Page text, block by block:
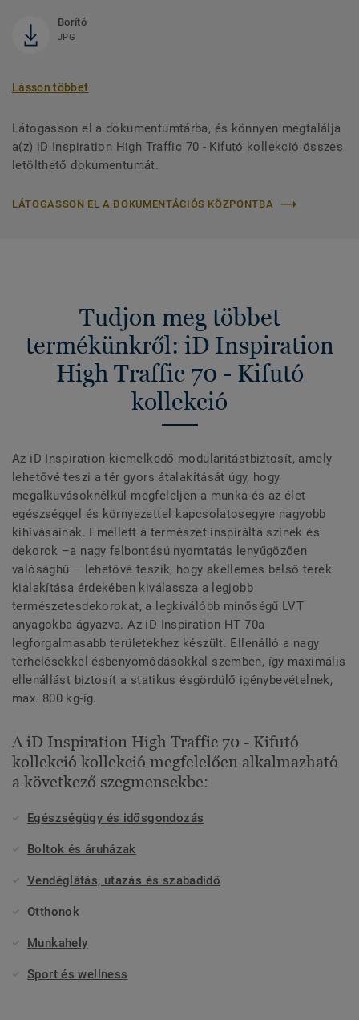
Borító
JPG
Lásson többet
Látogasson el a dokumentumtárba, és könnyen megtalálja
a(z) iD Inspiration High Traffic 70 - Kifutó kollekció összes
letölthető dokumentumát.
LÁTOGASSON EL A DOKUMENTÁCIÓS KÖZPONTBA
Tudjon meg többet
termékünkről: iD Inspiration
High Traffic 70 - Kifutó
kollekció
Az iD Inspiration kiemelkedő modularitástbiztosít, amely
lehetővé teszi a tér gyors átalakítását úgy, hogy
megalkuvásoknélkül megfeleljen a munka és az élet
egészséggel és környezettel kapcsolatosegyre nagyobb
kihívásainak. Emellett a természet inspirálta színek és
dekorok –a nagy felbontású nyomtatás lenyűgözően
valósághű – lehetővé teszik, hogy akellemes belső terek
kialakítása érdekében kiválassza a legjobb
természetesdekorokat, a legkiválóbb minőségű LVT
anyagokba ágyazva. Az iD Inspiration HT 70a
legforgalmasabb területekhez készült. Ellenálló a nagy
terhelésekkel ésbenyomódásokkal szemben, így maximális
ellenállást biztosít a statikus ésgördülő igénybevételnek,
max. 800 kg-ig.
A iD Inspiration High Traffic 70 - Kifutó
kollekció kollekció megfelelően alkalmazható
a következő szegmensekbe:
Egészségügy és idősgondozás
Boltok és áruházak
Vendéglátás, utazás és szabadidő
Otthonok
Munkahely
Sport és wellness